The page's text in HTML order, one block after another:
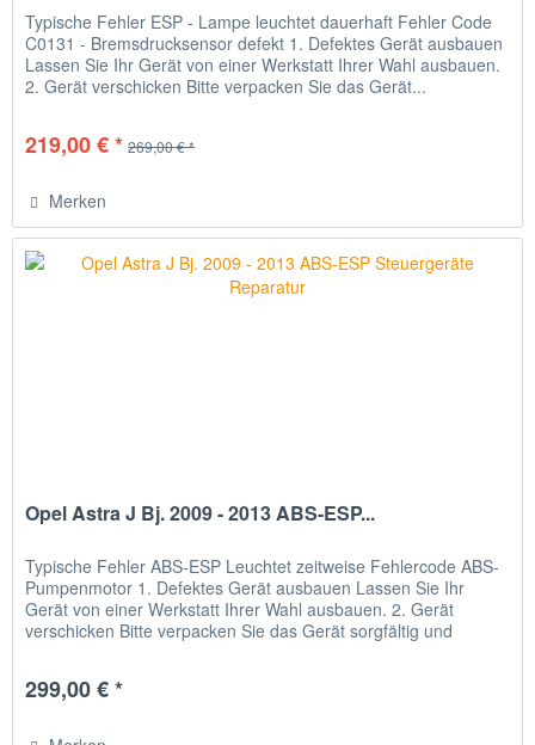
Typische Fehler ESP - Lampe leuchtet dauerhaft Fehler Code
C0131 - Bremsdrucksensor defekt 1. Defektes Gerät ausbauen
Lassen Sie Ihr Gerät von einer Werkstatt Ihrer Wahl ausbauen.
2. Gerät verschicken Bitte verpacken Sie das Gerät...
219,00 € * 269,00 € *
Merken
Opel Astra J Bj. 2009 - 2013 ABS-ESP...
Typische Fehler ABS-ESP Leuchtet zeitweise Fehlercode ABS-
Pumpenmotor 1. Defektes Gerät ausbauen Lassen Sie Ihr
Gerät von einer Werkstatt Ihrer Wahl ausbauen. 2. Gerät
verschicken Bitte verpacken Sie das Gerät sorgfältig und
299,00 € *